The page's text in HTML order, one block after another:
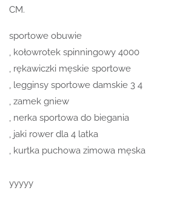
CM.
sportowe obuwie
, kołowrotek spinningowy 4000
, rękawiczki męskie sportowe
, legginsy sportowe damskie 3 4
, zamek gniew
, nerka sportowa do biegania
, jaki rower dla 4 latka
, kurtka puchowa zimowa męska
yyyyy